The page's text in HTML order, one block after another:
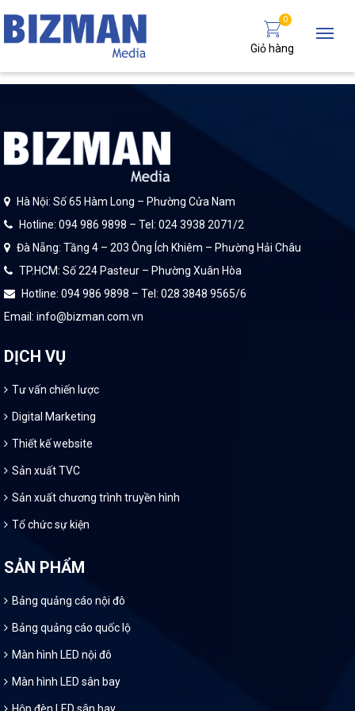
0
Giỏ hàng
Hà Nội: Số 65 Hàm Long – Phường Cửa Nam
Hotline: 094 986 9898 – Tel: 024 3938 2071/2
Đà Nẵng: Tầng 4 – 203 Ông Ích Khiêm – Phường Hải Châu
TP.HCM: Số 224 Pasteur – Phường Xuân Hòa
Hotline: 094 986 9898 – Tel: 028 3848 9565/6
Email: info@bizman.com.vn
DỊCH VỤ
Tư vấn chiến lược
Digital Marketing
Thiết kế website
Sản xuất TVC
Sản xuất chương trình truyền hình
Tổ chức sự kiện
SẢN PHẨM
Bảng quảng cáo nội đô
Bảng quảng cáo quốc lộ
Màn hình LED nội đô
Màn hình LED sân bay